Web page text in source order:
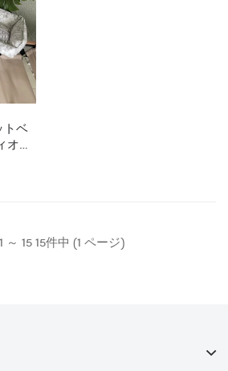
トベ
オー
通
シ
～ 15 15件中 (1 ページ)